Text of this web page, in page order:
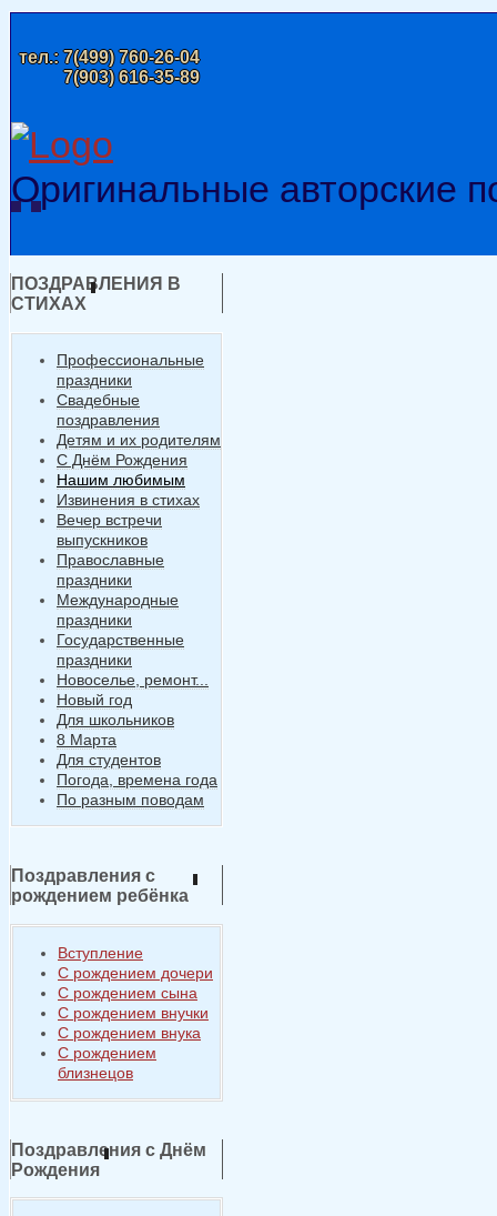
тел.:7(499) 760-26-04
7(903) 616-35-89
Оригинальные авторские
ПОЗДРАВЛЕНИЯ В
СТИХАХ
Профессиональные
праздники
Свадебные
поздравления
Детям и их родителям
С Днём Рождения
Нашим любимым
Извинения в стихах
Вечер встречи
выпускников
Православные
праздники
Международные
праздники
Государственные
праздники
Новоселье, ремонт...
Новый год
Для школьников
8 Марта
Для студентов
Погода, времена года
По разным поводам
Поздравления с
рождением ребёнка
Вступление
С рождением дочери
С рождением сына
С рождением внучки
С рождением внука
С рождением
близнецов
Поздравления с Днём
Рождения